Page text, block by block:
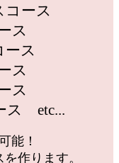
ース
ス
ース
ス
ス
ス etc...
能！
作ります。